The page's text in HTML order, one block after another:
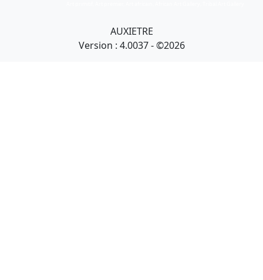
AUXIETRE
Version : 4.0037 - ©2026